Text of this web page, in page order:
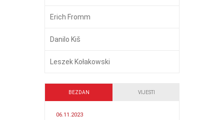
Erich Fromm
Danilo Kiš
Leszek Kołakowski
BEZDAN VIJESTI
06.11.2023